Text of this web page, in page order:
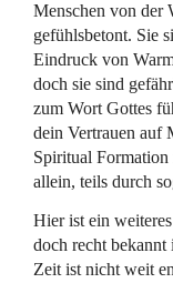
Menschen von der
gefühlsbetont. Sie
Eindruck von
doch sie sind
zum Wort Gottes
dein Vertrauen auf
Spiritual
allein, teils durch
Hier ist ein
doch recht bekannt
Zeit ist nicht weit